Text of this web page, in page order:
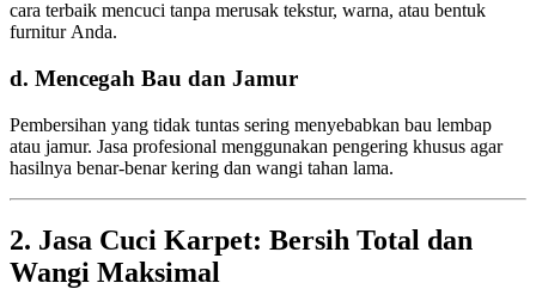
cara terbaik mencuci tanpa merusak tekstur, warna, atau bentuk
furnitur Anda.
d. Mencegah Bau dan Jamur
Pembersihan yang tidak tuntas sering menyebabkan bau lembap
atau jamur. Jasa profesional menggunakan pengering khusus agar
hasilnya benar-benar kering dan wangi tahan lama.
2. Jasa Cuci Karpet: Bersih Total dan
Wangi Maksimal